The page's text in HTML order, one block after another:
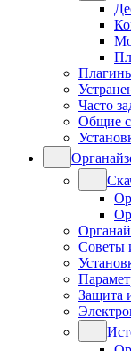
Часто
Общие
Советы
Защита